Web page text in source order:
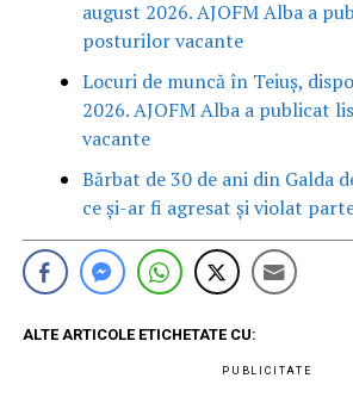
august 2026. AJOFM Alba a
posturilor vacante
Locuri de muncă în Teiuș,
2026. AJOFM Alba a publicat
vacante
Bărbat de 30 de ani din Galda
ce și-ar fi agresat și violat
ALTE ARTICOLE ETICHETATE CU:
PUBLICITATE